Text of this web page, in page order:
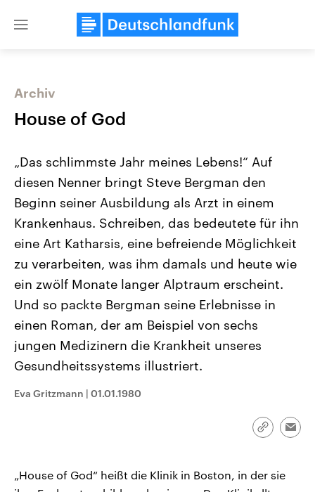
Close
Landtagswahl Sachsen-Anhalt
Alle Informationen
Sachsen-Anhalt wählt am 6.
September 2026 einen neuen
Landtag. Seit 2021 wird das
Bundesland von einer Koalition aus
CDU, SPD und FDP regiert.-
Umfragen, Prognosen,
Wahlprogramme, aktuelle Berichte
und Kandidaten der anstehenden
USA
Aktuelle Beiträge,
Hintergründe
Wirtschaftlich und
gehören die Vereinigten
den mächtigsten Ländern
mit großem Einfluss auf
aktuelle Weltgeschehen.
Sendungen
Audio-Archiv
Archiv
House of God
„Das schlimmste Jahr meines Lebens!“ Auf
diesen Nenner bringt Steve Bergman den
Beginn seiner Ausbildung als Arzt in einem
Krankenhaus. Schreiben, das bedeutete für ihn
eine Art Katharsis, eine befreiende Möglichkeit
zu verarbeiten, was ihm damals und heute wie
ein zwölf Monate langer Alptraum erscheint.
Und so packte Bergman seine Erlebnisse in
einen Roman, der am Beispiel von sechs
jungen Medizinern die Krankheit unseres
Gesundheitssystems illustriert.
Eva Gritzmann | 01.01.1980
Link
„House of God“ heißt die Klinik in Boston, in der sie